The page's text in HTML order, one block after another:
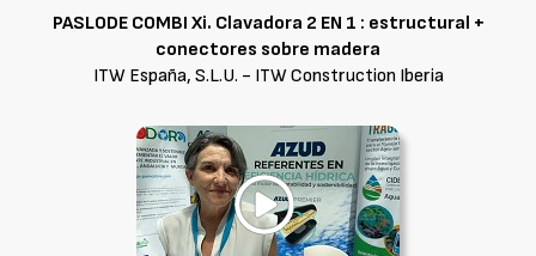
PASLODE COMBI Xi. Clavadora 2 EN 1 : estructural +
conectores sobre madera
ITW España, S.L.U. - ITW Construction Iberia